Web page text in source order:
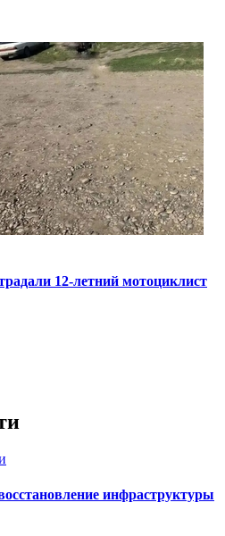
12-летний мотоциклист
инфраструктуры